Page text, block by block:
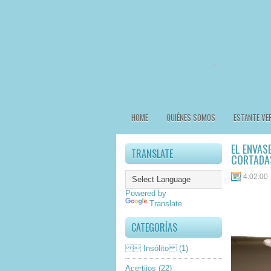
HOME QUIÉNES SOMOS ESTANTE
TRANSLATE
Powered by
Translate
CATEGORÍAS
 Insólito (1)
Acertijos (22)
EL
4:02:00